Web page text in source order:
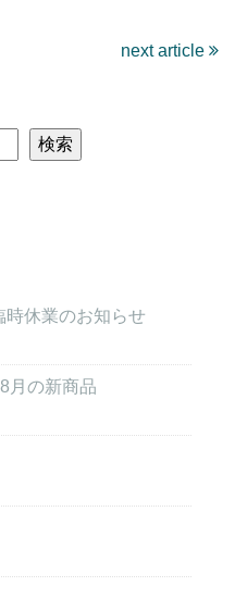
next article
検索
休業のお知らせ
の新商品